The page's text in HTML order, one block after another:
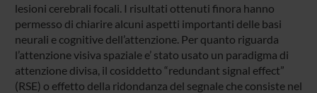
lesioni cerebrali focali. I risultati ottenuti finora hanno
permesso di chiarire alcuni aspetti importanti delle basi
neurali e cognitive dell’attenzione. Per quanto riguarda
l’attenzione visiva spaziale e’ stato usato un paradigma di
attenzione divisa, il cosiddetto “redundant signal effect”
(RSE) o effetto della ridondanza del segnale che consiste nel